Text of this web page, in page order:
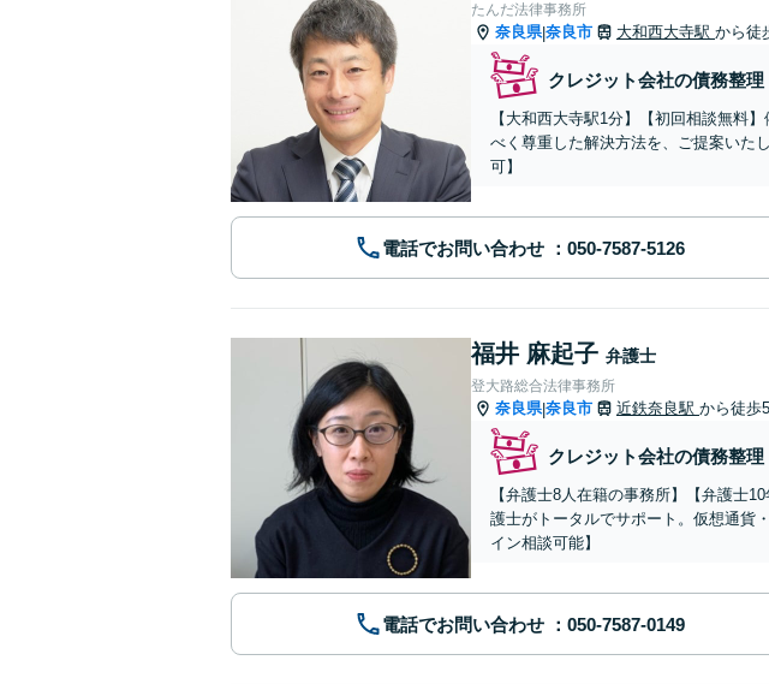
たんだ法律事務所
奈良県|奈良市 大和西大寺駅 から徒
クレジット会社の債務整理
【大和西大寺駅1分】【初回相談無料
べく尊重した解決方法を、ご提案いた
可】
電話でお問い合わせ
福井 麻起子 弁護士
登大路総合法律事務所
奈良県|奈良市 近鉄奈良駅 から徒歩
クレジット会社の債務整理
【弁護士8人在籍の事務所】【弁護士
護士がトータルでサポート。仮想通貨
イン相談可能】
電話でお問い合わせ